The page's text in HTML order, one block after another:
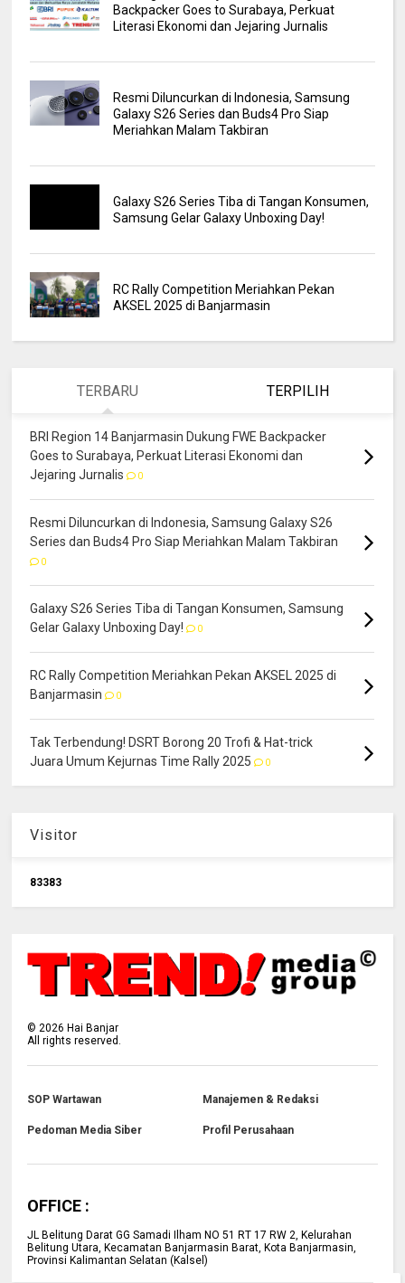
Backpacker Goes to Surabaya, Perkuat
Literasi Ekonomi dan Jejaring Jurnalis
Resmi Diluncurkan di Indonesia, Samsung
Galaxy S26 Series dan Buds4 Pro Siap
Meriahkan Malam Takbiran
Galaxy S26 Series Tiba di Tangan Konsumen,
Samsung Gelar Galaxy Unboxing Day!
RC Rally Competition Meriahkan Pekan
AKSEL 2025 di Banjarmasin
TERBARU TERPILIH
BRI Region 14 Banjarmasin Dukung FWE Backpacker
Goes to Surabaya, Perkuat Literasi Ekonomi dan
Jejaring Jurnalis
0
Resmi Diluncurkan di Indonesia, Samsung Galaxy S26
Series dan Buds4 Pro Siap Meriahkan Malam Takbiran
0
Galaxy S26 Series Tiba di Tangan Konsumen, Samsung
Gelar Galaxy Unboxing Day!
0
RC Rally Competition Meriahkan Pekan AKSEL 2025 di
Banjarmasin
0
Tak Terbendung! DSRT Borong 20 Trofi & Hat-trick
Juara Umum Kejurnas Time Rally 2025
0
Visitor
83383
©2026 Hai Banjar
All rights reserved.
SOP Wartawan Manajemen & Redaksi
Pedoman Media Siber Profil Perusahaan
OFFICE :
JL Belitung Darat GG Samadi Ilham NO 51 RT 17 RW 2, Kelurahan
Belitung Utara, Kecamatan Banjarmasin Barat, Kota Banjarmasin,
Provinsi Kalimantan Selatan (Kalsel)